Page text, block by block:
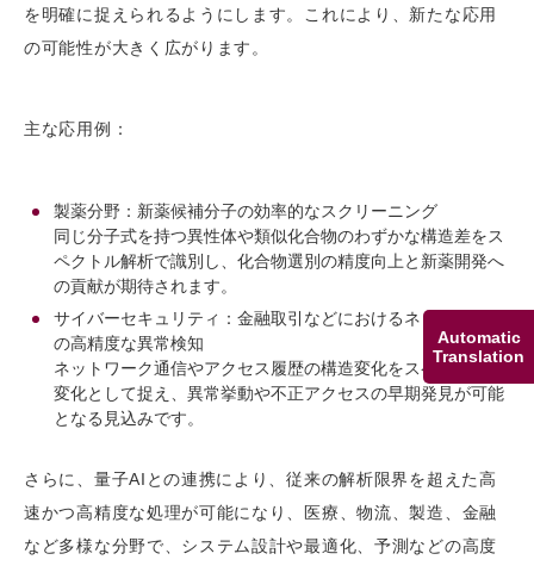
Automatic
Translation
を明確に捉えられるようにします。これにより、新たな応用
の可能性が大きく広がります。
主な応用例：
製薬分野：新薬候補分子の効率的なスクリーニング
同じ分子式を持つ異性体や類似化合物のわずかな構造差をス
ペクトル解析で識別し、化合物選別の精度向上と新薬開発へ
の貢献が期待されます。
サイバーセキュリティ：金融取引などにおけるネットワーク
の高精度な異常検知
ネットワーク通信やアクセス履歴の構造変化をスペクトルの
変化として捉え、異常挙動や不正アクセスの早期発見が可能
となる見込みです。
さらに、量子AIとの連携により、従来の解析限界を超えた高
速かつ高精度な処理が可能になり、医療、物流、製造、金融
など多様な分野で、システム設計や最適化、予測などの高度